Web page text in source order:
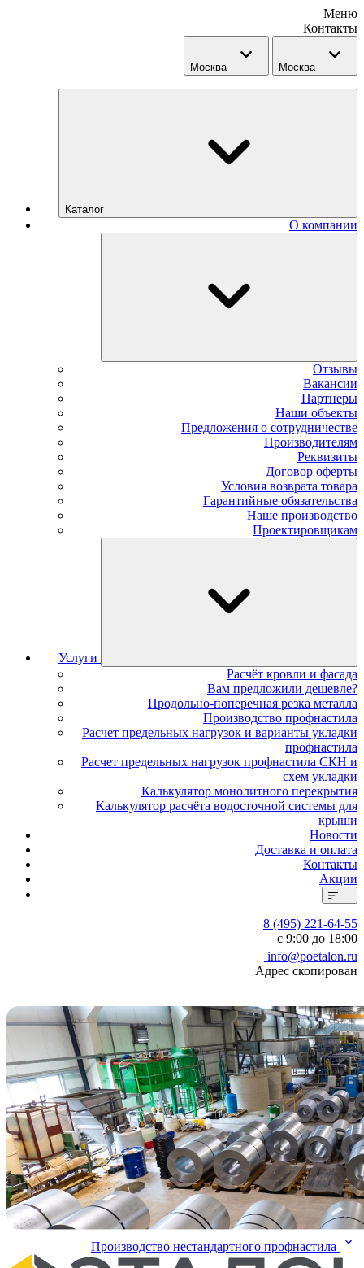
Меню
Контакты
Москва Москва
Каталог
О компании
Отзывы
Вакансии
Партнеры
Наши объекты
Предложения о сотрудничестве
Производителям
Реквизиты
Договор оферты
Условия возврата товара
Гарантийные обязательства
Наше производство
Проектировщикам
Услуги
Расчёт кровли и фасада
Вам предложили дешевле?
Продольно-поперечная резка металла
Производство профнастила
Расчет предельных нагрузок и варианты укладки
профнастила
Расчет предельных нагрузок профнастила СКН и
схем укладки
Калькулятор монолитного перекрытия
Калькулятор расчёта водосточной системы для
крыши
Новости
Доставка и оплата
Контакты
Акции
8 (495) 221-64-55
с 9:00 до 18:00
info@poetalon.ru
Адрес скопирован
Производство нестандартного профнастила